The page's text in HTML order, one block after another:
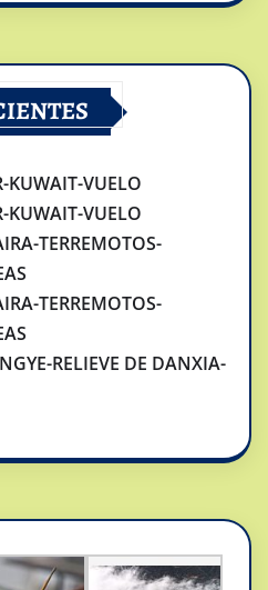
KUWAIT-VUELO
KUWAIT-VUELO
TERREMOTOS-
TERREMOTOS-
RELIEVE DE DANXIA-